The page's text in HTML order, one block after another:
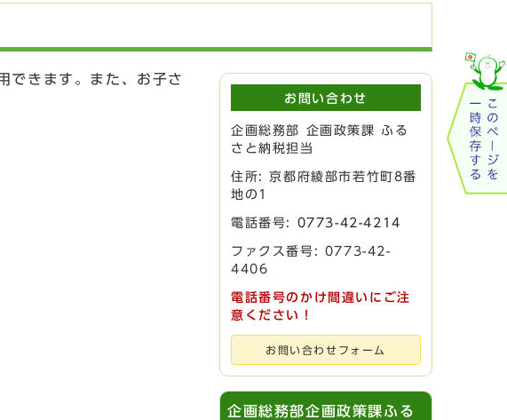
できます。また、お子さ
お問い合わせ
企画総務部 企画政策課 ふる
さと納税担当
住所: 京都府綾部市若竹町8番
地の1
電話番号: 0773-42-4214
ファクス番号: 0773-42-
4406
電話番号のかけ間違いにご注
意ください！
お問い合わせフォーム
企画総務部企画政策課ふる